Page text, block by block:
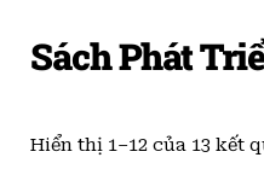
Sách Phát
Hiển thị 1–12 của 13 kết